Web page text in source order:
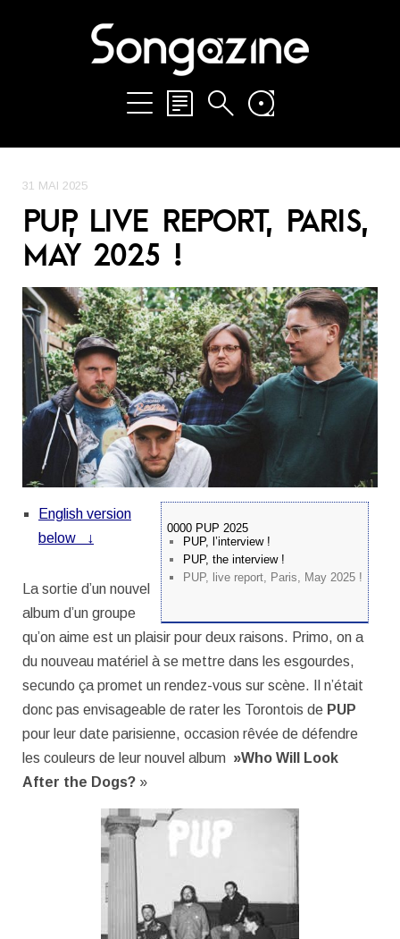
31 MAI 2025
PUP, LIVE REPORT, PARIS,
MAY 2025 !
0000 PUP 2025
PUP, l’interview !
PUP, the interview !
PUP, live report, Paris, May 2025 !
English version
below
↓
La sortie d’un nouvel
album d’un groupe
qu’on aime est un plaisir pour deux raisons. Primo, on a
du nouveau matériel à se mettre dans les esgourdes,
secundo ça promet un rendez-vous sur scène. Il n’était
donc pas envisageable de rater les Torontois de PUP
pour leur date parisienne, occasion rêvée de défendre
les couleurs de leur nouvel album »Who Will Look
After the Dogs? »